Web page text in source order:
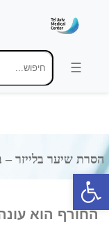
פתח סרגל נגישות
החורף הוא